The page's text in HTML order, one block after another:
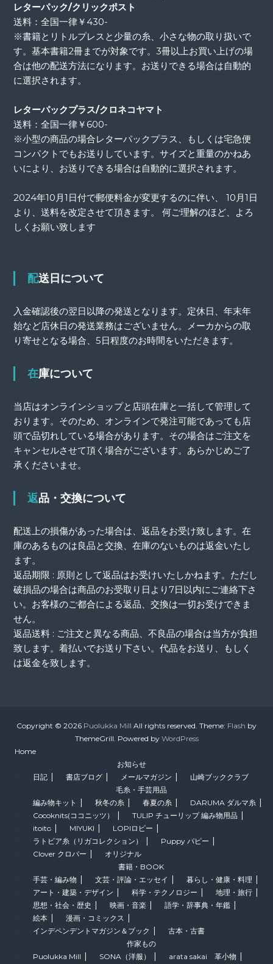
レターパック/クリックポスト
送料：全国一律￥430-
※書籍とリトルプレスと少量の糸、小さな物の取り扱いで
す。基本書籍2冊までが対象です。3冊以上お買い上げの場
合は他の配送方法になります。お送りできる場合は自動的
に選択されます。
レターパックプラス/クロネコヤマト
送料：全国一律￥600-
※小型の商品の場合レターパックプラス、もしくは宅急便
コンパクトでもお送りしています。サイズと重量のかねあ
いにより、お送りできる場合は自動的に選択されます。
2024年10月1日付で郵便料金が変更するのに伴い、 10月1日
より、送料を改定させて頂きます。 何ご理解のほど、よろ
しくお願い致します
配送日について
入金確認後の翌日以降の発送となります。定休日、年末年
始など店休日の発送業務はございません。メーカからの取
り寄せとなる場合、5日程度のお時間をいただきます。
在庫について
当店はオンラインショップと店頭在庫と一括して管理して
おります。そのため、オンラインで発注可能であっても店
頭で品切れしている場合があります。その場合はご注文を
キャンセルさせて頂く場合がございます。あらかじめご了
承くださいませ。
返品・交換について
配送上の損傷があった場合は、返品をお受け致します。在
庫のあるものは良品と交換、在庫のないものは返金いたし
ます。
返品期限 : 原則として返品はお受けいたしかねます。ただし
破損品の場合は商品のお受取り日より7日以内にご連絡下さ
い。お客様のご都合による返品、交換は一切お受けできま
せん。
返品送料 : ご注文と異なる商品、不良品の場合は当方が負担
致します。着払いでお送り下さい。代品をお送り、もしく
は返金を致します。
Copyright © 2026 Puolukka Mill All rights reserved. Theme: Flash by
ThemeGrill. Powered by WordPress
Home
お知らせ
日記
書店ブログ メールマガジン
山崎ブッククラブ
毛糸・手芸用品
編み物キット
秋冬の糸 春夏の糸
DARUMA ダルマ糸
Cocoknits(ココニッツ）
TULIP チューリップ 編み物用品
itoito
MIYUKI
LOPIロピー
ラトビア糸（リガコレクション）
Puppy パピー
Clover クロバー
オリジナル
書籍・BOOK
手芸・編み物
文芸・評論・エッセイ
暮らし・健康・料理
アート・建築・デザイン
科学・テクノロジー
地理・旅行
思想・社会・歴史
映画・音楽
語学・辞事典・年鑑
絵本
漫画・コミックス
インデペンデントマガジン＆ブック
古本・古書
作家もの
Puolukka Mill
SONA（洋服） arata sakai 革小物